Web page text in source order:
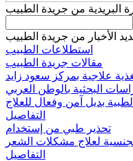
البريدية من جريدة الطبيب
الأخبار من جريدة الطبيب
استطلاعات الطبيب
مقالات جريدة الطبيب
علاجية بمركز سعود زايد
البحثية بالوطن العربي
الطبية بديل آمن وفعال للعلاج
التفاصيل
تحذير طبي من إستخدام
لعلاج مشكلات الشعر
التفاصيل